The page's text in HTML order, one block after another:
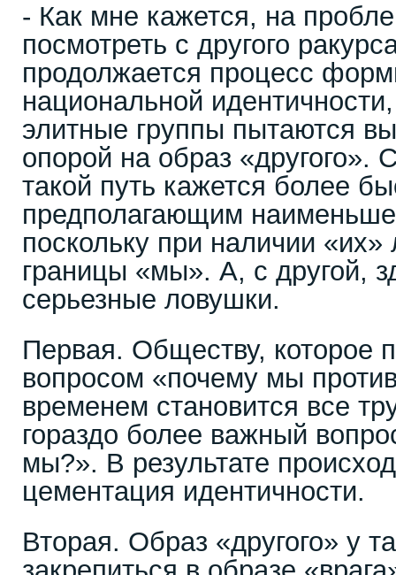
- Как мне кажется, на
посмотреть с другого
продолжается процесс
национальной
элитные группы пытаются
опорой на образ «другого».
такой путь кажется более
предполагающим
поскольку при наличии «их»
границы «мы». А, с другой,
серьезные ловушки.
Первая. Обществу, которое
вопросом «почему мы
временем становится все
гораздо более важный
мы?». В результате
цементация идентичности.
Вторая. Образ «другого» у